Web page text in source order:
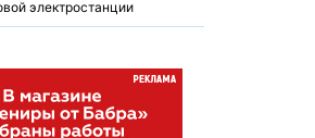
электростанции